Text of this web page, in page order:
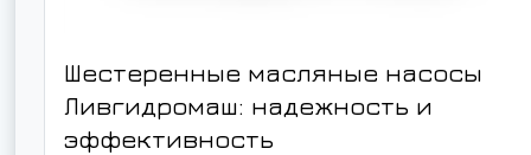
Шестеренные масляные насосы
Ливгидромаш: надежность и
эффективность